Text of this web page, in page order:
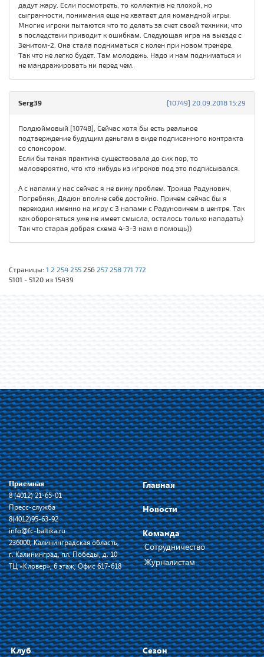
дадут жару. Если посмотреть, то коллектив не плохой, но
сыгранности, понимания еще не хватает для командной игры.
Многие игроки пытаются что то делать за счет своей техники, что
в последствии приводит к ошибкам. Следующая игра на выезде с
Зенитом-2. Она стала подниматься с колен при новом тренере.
Так что не легко будет. Там молодежь. Надо и нам подниматься и
не мандражировать ни перед чем.
[10749] 20.09.2018 15:29
Serg39
Полдюймовый [10748], Сейчас хотя бы есть реальное
подтверждение будущим деньгам в виде подписанного контракта
со спонсором.
Если бы такая практика существовала до сих пор, то
маловероятно, что кто нибудь из игроков под это подписывался.
А с напами у нас сейчас я не вижу проблем. Троица Радунович,
Погребняк, Дядюн вполне себе достойно. Причем сейчас бы я
переходил именно на игру с 3 напами с Радуновичем в центре. Так
как обороняться уже не имеет смысла, осталось только нападать)
Так что старая добрая схема 4-3-3 нам в помощь))
Страницы: 1 2 254 255 256 257 258 771 772
5101 - 5120 из 15439
Приемная
8 (4012) 21-65-01
Пресс-служба
8(4012)95-63-92
info@fc-baltika.ru
236000, Калининградская область,
г. Калининград, пл. Победы, д. 10
ТЦ «Кловер», 6 этаж, Офис 617-618
Главная
Новости
Команда
Сотрудничество
Журналистам
Клуб
Сезон